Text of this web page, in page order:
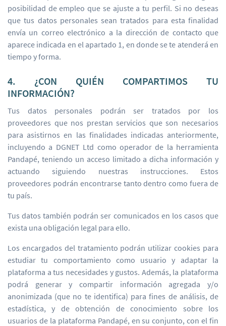
posibilidad de empleo que se ajuste a tu perfil. Si no deseas
que tus datos personales sean tratados para esta finalidad
envía un correo electrónico a la dirección de contacto que
aparece indicada en el apartado 1, en donde se te atenderá en
tiempo y forma.
4. ¿CON QUIÉN COMPARTIMOS TU
INFORMACIÓN?
Tus datos personales podrán ser tratados por los
proveedores que nos prestan servicios que son necesarios
para asistirnos en las finalidades indicadas anteriormente,
incluyendo a DGNET Ltd como operador de la herramienta
Pandapé, teniendo un acceso limitado a dicha información y
actuando siguiendo nuestras instrucciones. Estos
proveedores podrán encontrarse tanto dentro como fuera de
tu país.
Tus datos también podrán ser comunicados en los casos que
exista una obligación legal para ello.
Los encargados del tratamiento podrán utilizar cookies para
estudiar tu comportamiento como usuario y adaptar la
plataforma a tus necesidades y gustos. Además, la plataforma
podrá generar y compartir información agregada y/o
anonimizada (que no te identifica) para fines de análisis, de
estadística, y de obtención de conocimiento sobre los
usuarios de la plataforma Pandapé, en su conjunto, con el fin